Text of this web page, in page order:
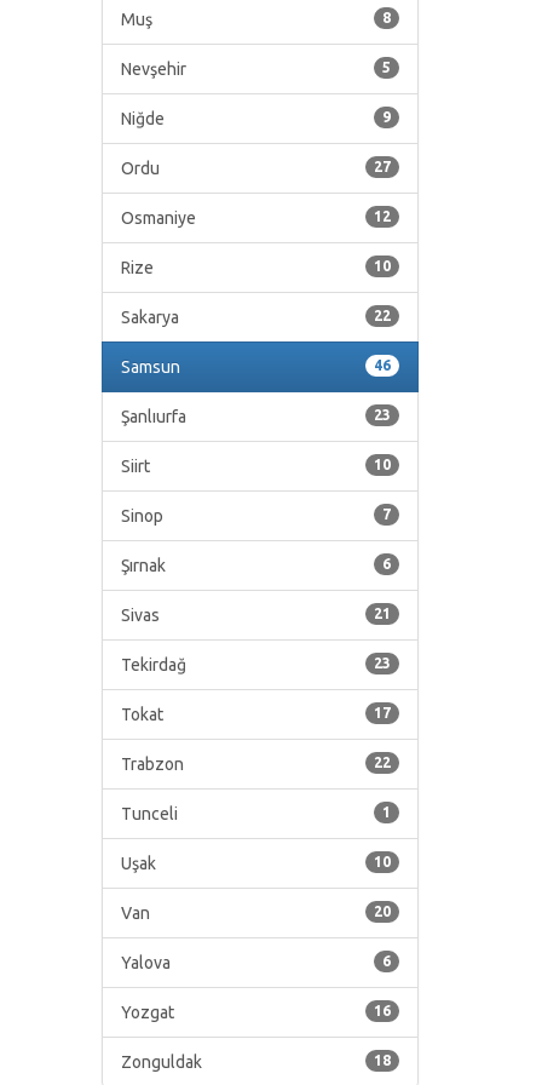
8
Muş
5
Nevşehir
9
Niğde
27
Ordu
12
Osmaniye
10
Rize
22
Sakarya
46
Samsun
23
Şanlıurfa
10
Siirt
7
Sinop
6
Şırnak
21
Sivas
23
Tekirdağ
17
Tokat
22
Trabzon
1
Tunceli
10
Uşak
20
Van
6
Yalova
16
Yozgat
18
Zonguldak